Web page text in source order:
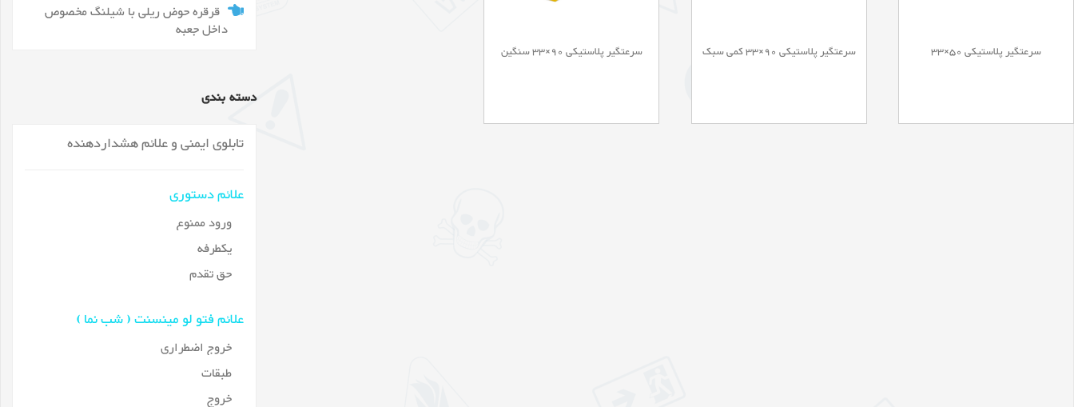
سرعتگیر پلاستیکی 50×33 سرعتگیر پلاستیکی 90×33 کمی سبک سرعتگیر پلاستیکی 90×33 سنگین
قرقره حوض ریلی با شیلنگ مخصوص
داخل جعبه
دسته بندی
تابلوی ایمنی و علائم هشداردهنده
علائم دستوری
ورود ممنوع
یکطرفه
حق تقدم
علائم فتو لو مینسنت ( شب نما )
خروج اضطراری
طبقات
خروج